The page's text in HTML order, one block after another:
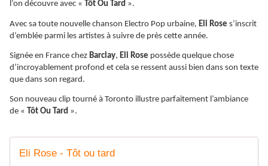
l’on découvre avec « Tôt Ou Tard ».
Avec sa toute nouvelle chanson Electro Pop urbaine, Eli Rose s’inscrit
d’emblée parmi les artistes à suivre de près cette année.
Signée en France chez Barclay, Eli Rose possède quelque chose
d’incroyablement profond et cela se ressent aussi bien dans son texte
que dans son regard.
Son nouveau clip tourné à Toronto illustre parfaitement l’ambiance
de « Tôt Ou Tard ».
Eli Rose - Tôt ou tard